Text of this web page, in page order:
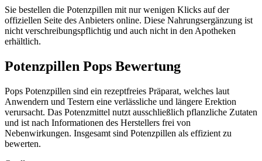
Sie bestellen die Potenzpillen mit nur wenigen Klicks auf der
offiziellen Seite des Anbieters online. Diese Nahrungsergänzung ist
nicht verschreibungspflichtig und auch nicht in den Apotheken
erhältlich.
Potenzpillen Pops Bewertung
Pops Potenzpillen sind ein rezeptfreies Präparat, welches laut
Anwendern und Testern eine verlässliche und längere Erektion
verursacht. Das Potenzmittel nutzt ausschließlich pflanzliche Zutaten
und ist nach Informationen des Herstellers frei von
Nebenwirkungen. Insgesamt sind Potenzpillen als effizient zu
bewerten.